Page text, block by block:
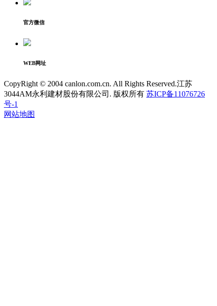
官方微信
WEB网址
CopyRight © 2004 canlon.com.cn. All Rights Reserved.江苏
3044AM永利建材股份有限公司. 版权所有 苏ICP备11076726
号-1
网站地图